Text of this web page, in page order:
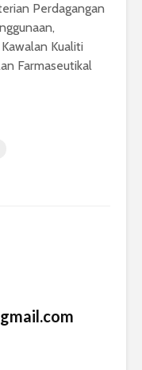
Perdagangan
Kualiti
Farmaseutikal